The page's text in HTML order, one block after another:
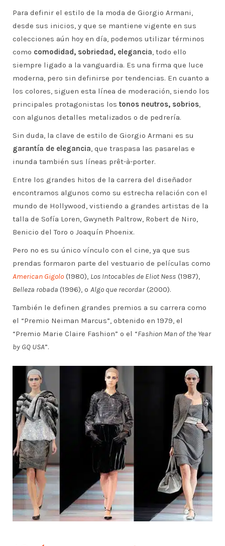
Para definir el estilo de la moda de Giorgio Armani,
desde sus inicios, y que se mantiene vigente en sus
colecciones aún hoy en día, podemos utilizar términos
como comodidad, sobriedad, elegancia, todo ello
siempre ligado a la vanguardia. Es una firma que luce
moderna, pero sin definirse por tendencias. En cuanto a
los colores, siguen esta línea de moderación, siendo los
principales protagonistas los tonos neutros, sobrios,
con algunos detalles metalizados o de pedrería.
Sin duda, la clave de estilo de Giorgio Armani es su
garantía de elegancia, que traspasa las pasarelas e
inunda también sus líneas prêt-à-porter.
Entre los grandes hitos de la carrera del diseñador
encontramos algunos como su estrecha relación con el
mundo de Hollywood, vistiendo a grandes artistas de la
talla de Sofía Loren, Gwyneth Paltrow, Robert de Niro,
Benicio del Toro o Joaquín Phoenix.
Pero no es su único vínculo con el cine, ya que sus
prendas formaron parte del vestuario de películas como
American Gigolo (1980), Los Intocables de Eliot Ness (1987),
Belleza robada (1996), o Algo que recordar(2000).
También le definen grandes premios a su carrera como
el “Premio Neiman Marcus”, obtenido en 1979, el
“Premio Marie Claire Fashion” o el “Fashion Man of the Year
by GQ USA”.